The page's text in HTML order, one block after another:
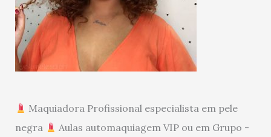
Maquiadora Profissional especialista em pele
negra
Aulas automaquiagem VIP ou em Grupo -